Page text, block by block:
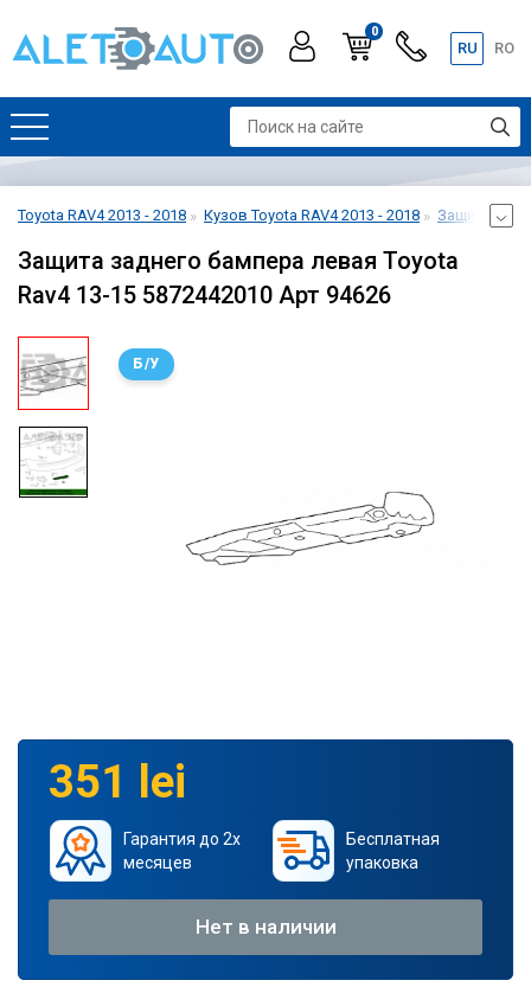
0
RU RO
Toyota RAV4 2013 - 2018 Кузов Toyota RAV4 2013 - 2018 Защита
Защита заднего бампера левая Toyota
Rav4 13-15 5872442010 Арт 94626
Б/У
351 lei
Гарантия до 2х
месяцев
Бесплатная
упаковка
Нет в наличии